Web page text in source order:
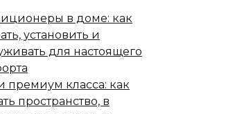
в доме: как
установить и
для настоящего
премиум класса: как
пространство, в